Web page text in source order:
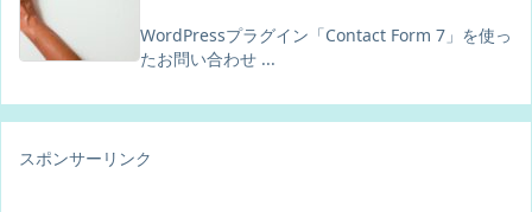
WordPressプラグイン「Contact Form 7」を使っ
たお問い合わせ ...
スポンサーリンク